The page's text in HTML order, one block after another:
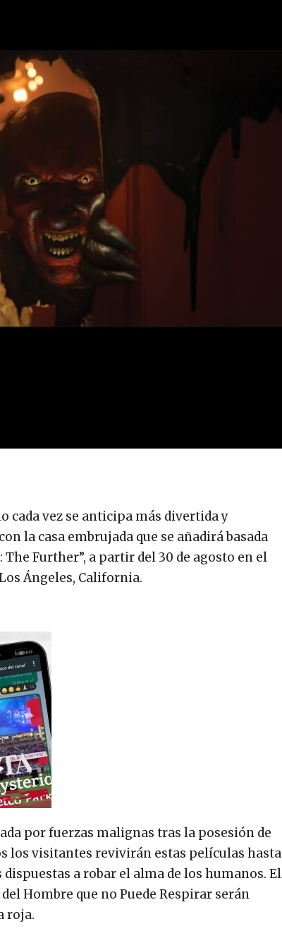
cada vez se anticipa más divertida y
la casa embrujada que se añadirá basada
Further”, a partir del 30 de agosto en el
Ángeles, California.
por fuerzas malignas tras la posesión de
los visitantes revivirán estas películas hasta
a robar el alma de los humanos. El
Hombre que no Puede Respirar serán
roja.